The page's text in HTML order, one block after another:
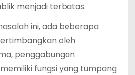
menjadi terbatas.
ini, ada beberapa
oleh
penggabungan
fungsi yang tumpang